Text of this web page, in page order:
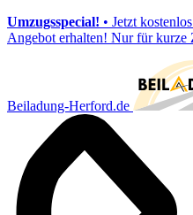
Umzugsspecial! • Jetzt
Angebot erhalten! Nur für kurze
Beiladung-Herford.de